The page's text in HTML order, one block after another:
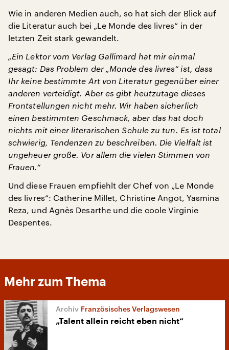
Wie in anderen Medien auch, so hat sich der Blick auf
die Literatur auch bei „Le Monde des livres“ in der
letzten Zeit stark gewandelt.
„Ein Lektor vom Verlag Gallimard hat mir einmal
gesagt: Das Problem der „Monde des livres“ ist, dass
Ihr keine bestimmte Art von Literatur gegenüber einer
anderen verteidigt. Aber es gibt heutzutage dieses
Frontstellungen nicht mehr. Wir haben sicherlich
einen bestimmten Geschmack, aber das hat doch
nichts mit einer literarischen Schule zu tun. Es ist total
schwierig, Tendenzen zu beschreiben. Die Vielfalt ist
ungeheuer große. Vor allem die vielen Stimmen von
Frauen.“
Und diese Frauen empfiehlt der Chef von „Le Monde
des livres“: Catherine Millet, Christine Angot, Yasmina
Reza, und Agnès Desarthe und die coole Virginie
Despentes.
Mehr zum Thema
Französisches Verlagswesen
„Talent allein reicht eben nicht“